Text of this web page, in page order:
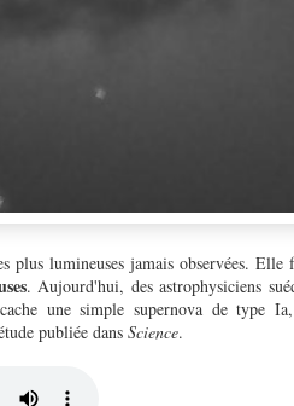
plus lumineuses jamais observées. Elle
. Aujourd'hui, des astrophysiciens
une simple supernova de type
publiée dans Science.